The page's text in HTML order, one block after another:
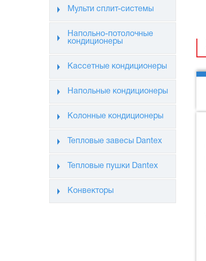
Мульти сплит-системы
Напольно-потолочные
кондиционеры
Кассетные кондиционеры
Напольные кондиционеры
Колонные кондиционеры
Тепловые завесы Dantex
Тепловые пушки Dantex
Конвекторы